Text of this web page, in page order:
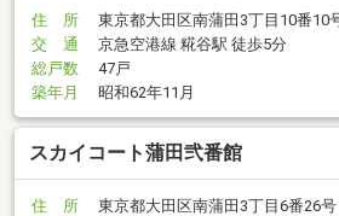
住 所
東京都大田区南蒲田3丁目10番10
交 通
京急空港線 糀谷駅 徒歩5分
総戸数
47戸
築年月
昭和62年11月
スカイコート蒲田弐番館
住 所
東京都大田区南蒲田3丁目6番26号